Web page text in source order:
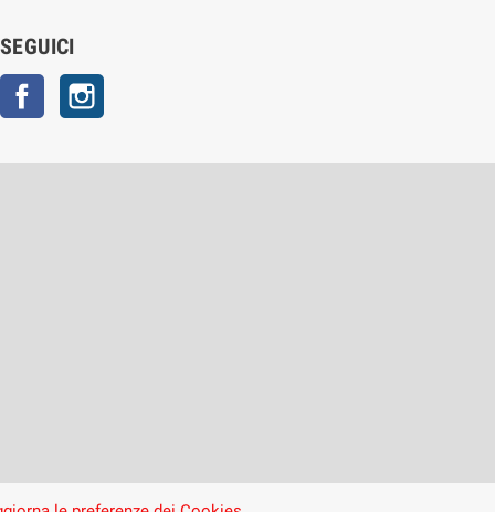
SEGUICI
Facebook